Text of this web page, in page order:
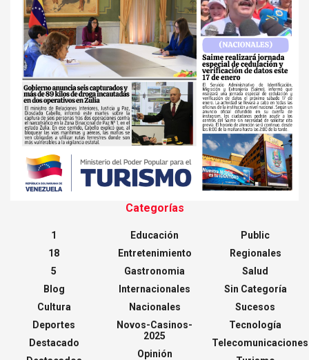
Categorías
1
18
5
Blog
Cultura
Deportes
Destacado
Educación
Entretenimiento
Gastronomia
Internacionales
Nacionales
Novos-Casinos-
2025
Opinión
Public
Regionales
Salud
Sin Categoría
Sucesos
Tecnología
Telecomunicaciones